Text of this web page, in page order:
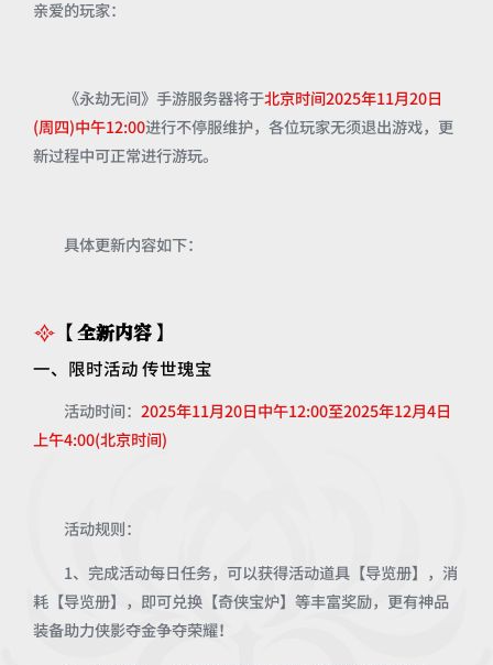
亲爱的玩家：
《永劫无间》手游服务器将于北京时间2025年11月20日
(周四)中午12:00进行不停服维护，各位玩家无须退出游戏，更
新过程中可正常进行游玩。
具体更新内容如下：
【全新内容】
一、限时活动 传世瑰宝
活动时间： 2025年11月20日中午12:00至2025年12月4日
上午4:00(北京时间)
活动规则：
1、完成活动每日任务，可以获得活动道具【导览册】，消
耗【导览册】，即可兑换【奇侠宝炉】等丰富奖励，更有神品
装备助力侠影夺金争夺荣耀！